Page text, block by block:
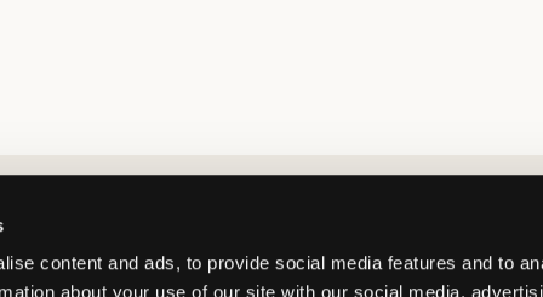
content and ads, to provide social media features and to
about your use of our site with our social media,